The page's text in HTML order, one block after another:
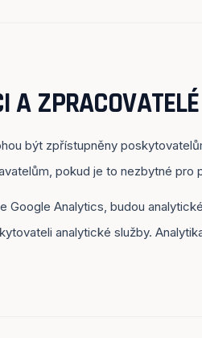
A ZPRACOVATELÉ
být zpřístupněny
pokud je to nezbytné pro
Google Analytics, budou
analytické služby.